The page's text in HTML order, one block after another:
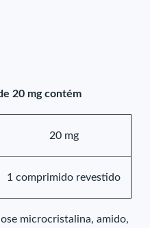
20 mg contém
20 mg
1 comprimido revestido
microcristalina, amido,